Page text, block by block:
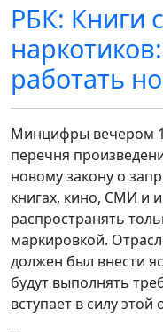
РБК: Книги
работать
Минцифры вечером
перечня
новому закону о
книгах, кино, СМИ и
распространять
маркировкой.
должен был внести
будут выполнять
вступает в силу этой